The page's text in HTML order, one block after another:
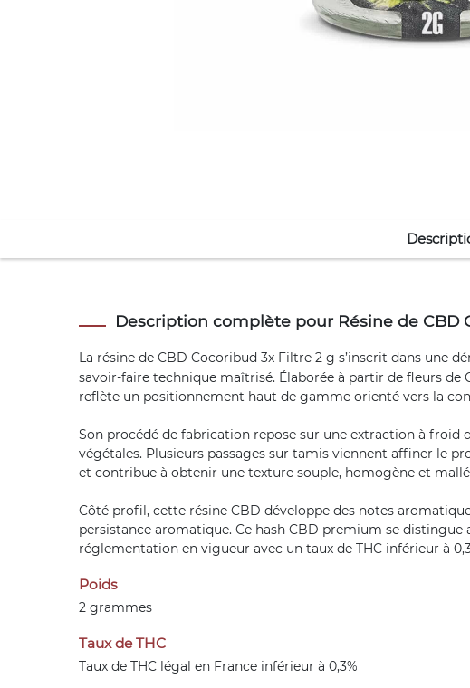
Description complète pour Résine de CBD
La résine de CBD Cocoribud 3x Filtre 2 g s’inscrit dans une
savoir-faire technique maîtrisé. Élaborée à partir de fleurs de
reflète un positionnement haut de gamme orienté vers la
Son procédé de fabrication repose sur une extraction à
végétales. Plusieurs passages sur tamis viennent affiner le
et contribue à obtenir une texture souple, homogène et
Côté profil, cette résine CBD développe des notes
persistance aromatique. Ce hash CBD premium se
réglementation en vigueur avec un taux de THC inférieur à
Poids
2 grammes
Taux de THC
Taux de THC légal en France inférieur à 0,3%